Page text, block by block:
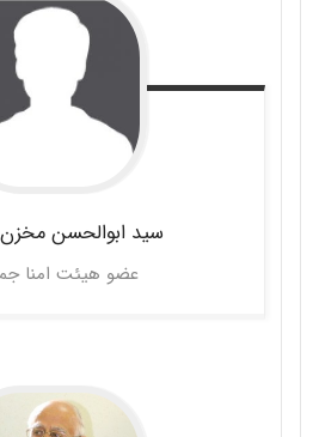
سید ابوالحسن
عضو هیئت امنا